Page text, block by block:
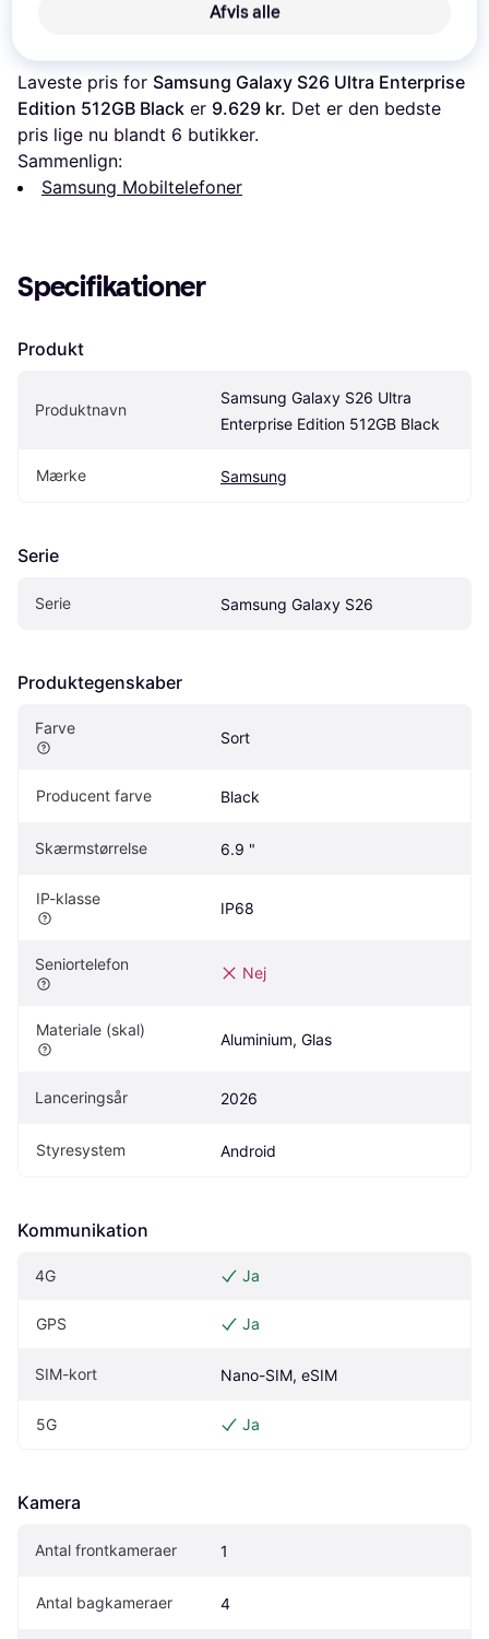
Laveste pris for Samsung Galaxy S26 Ultra Enterprise
Edition 512GB Black er 9.629 kr. Det er den bedste
pris lige nu blandt 6 butikker.
Sammenlign:
Samsung Mobiltelefoner
Specifikationer
Produkt
Produktnavn
Samsung Galaxy S26 Ultra
Enterprise Edition 512GB Black
Mærke Samsung
Serie
Serie Samsung Galaxy S26
Produktegenskaber
Farve
Sort
Producent farve Black
Skærmstørrelse 6.9 "
IP-klasse
IP68
Seniortelefon Nej
Materiale (skal)
Aluminium, Glas
Lanceringsår 2026
Styresystem Android
Kommunikation
4G Ja
GPS Ja
SIM-kort Nano-SIM, eSIM
5G Ja
Kamera
Antal frontkameraer 1
Antal bagkameraer 4
Afvis alle